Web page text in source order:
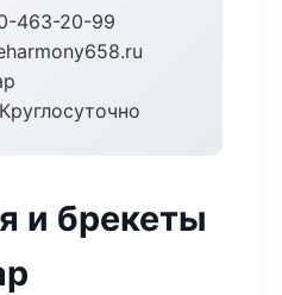
463-20-99
Круглосуточно
и брекеты